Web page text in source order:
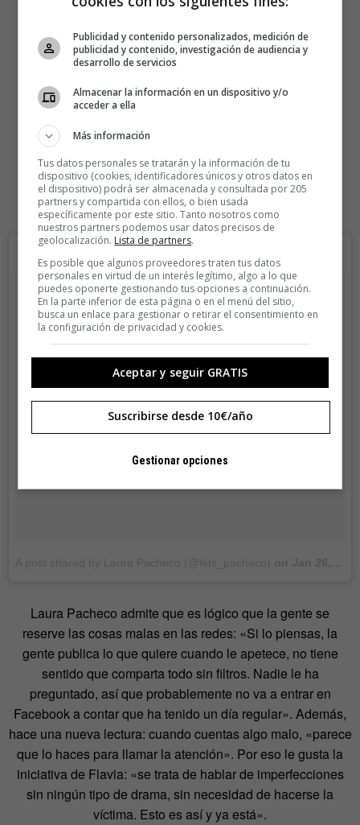
Laura Pacheco admite que es lógico que la gente se
reserve las cosas malas en las redes: «Si lo piensas, la
gente publica lo que quiere cuando le apetece, no tiene
sentido que comparta todo sin filtros. Nadie le ha
preguntado, así que probablemente no va a entrar en
Facebook a contar que ha tenido un día regular». Además,
hace una nueva lectura: cuando cuentas algo malo, «parece
que lo haces para llamar la atención». Por eso le gusta la
iniciativa de Flavia: «se trata de hablar de imperfecciones
sin ningún tipo de drama, sin necesidad de hacerse la
víctima. Esto es así y ya está».
Publicidad y contenido personalizados, medición de
publicidad y contenido, investigación de audiencia y
desarrollo de servicios
Almacenar la información en un dispositivo y/o
acceder a ella
Más información
Tus datos personales se tratarán y la información de tu
dispositivo (cookies, identificadores únicos y otros datos en
el dispositivo) podrá ser almacenada y consultada por 205
partners y compartida con ellos, o bien usada
específicamente por este sitio. Tanto nosotros como
nuestros partners podemos usar datos precisos de
geolocalización. Lista de partners.
Es posible que algunos proveedores traten tus datos
personales en virtud de un interés legítimo, algo a lo que
puedes oponerte gestionando tus opciones a continuación.
En la parte inferior de esta página o en el menú del sitio,
busca un enlace para gestionar o retirar el consentimiento en
la configuración de privacidad y cookies.
Aceptar y seguir GRATIS
Suscribirse desde 10€/año
Gestionar opciones